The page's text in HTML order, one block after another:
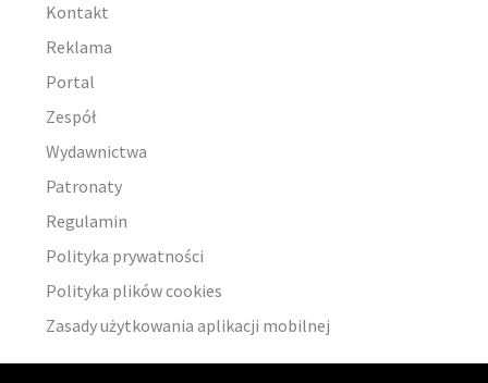
Kontakt
Reklama
Portal
Zespół
Wydawnictwa
Patronaty
Regulamin
Polityka prywatności
Polityka plików cookies
Zasady użytkowania aplikacji mobilnej